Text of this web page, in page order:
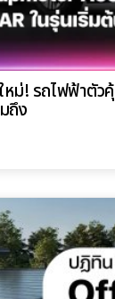
ม่! รถไฟฟ้าตัว
ถึง